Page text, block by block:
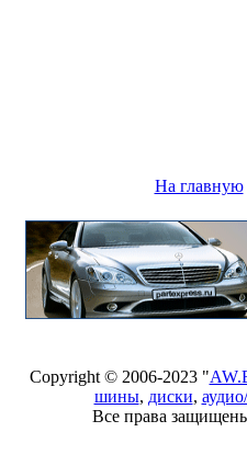
На главную
Copyright © 2006-2023 "
шины, диски,
Все права